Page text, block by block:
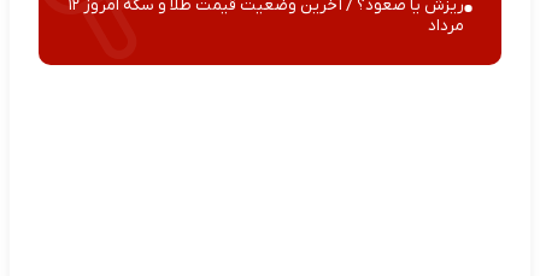
ریزش یا صعود؟ / آخرین وضعیت قیمت طلا و سکه امروز ۱۲
مرداد